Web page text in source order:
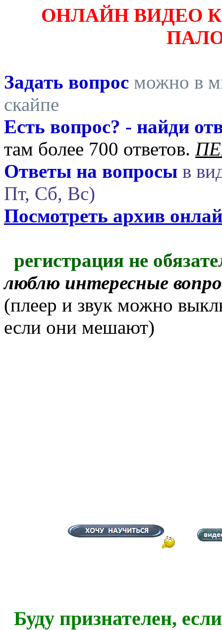
ОНЛАЙН ВИДЕО
Задать вопрос можно в
скайпе
Есть вопрос? - найди
там более 700 ответов.
Ответы на вопросы в
Пт, Сб, Вс)
Посмотреть архив
регистрация не
люблю интересные
(плеер и звук можно
если они мешают)
Буду признателен,